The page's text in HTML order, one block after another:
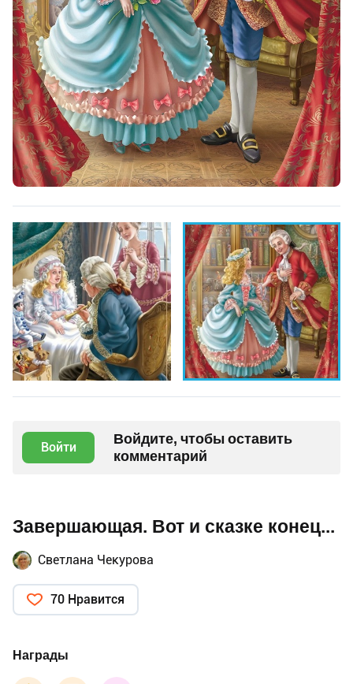
Войти
Войдите, чтобы оставить
комментарий
Завершающая. Вот и сказке конец...
Светлана Чекурова
70 Нравится
Награды